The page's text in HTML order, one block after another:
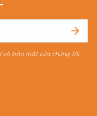
bảo mật của chúng tôi.